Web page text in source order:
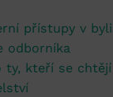
přístupy v
odborníka
ty, kteří se